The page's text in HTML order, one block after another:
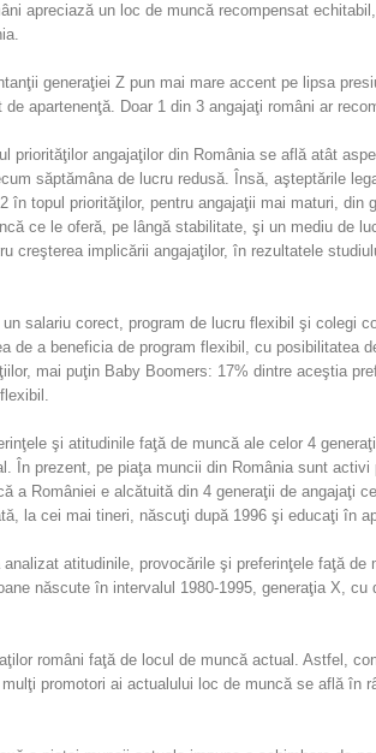
apreciază un loc de muncă recompensat
generaţiei Z pun mai mare accent pe lipsa
apartenenţă. Doar 1 din 3 angajaţi români ar
priorităţilor angajaţilor din România se află atât
săptămâna de lucru redusă. Însă, aşteptările
în topul priorităţilor, pentru angajaţii mai maturi,
ce le oferă, pe lângă stabilitate, şi un mediu de
creşterea implicării angajaţilor, în rezultatele
salariu corect, program de lucru flexibil şi
de a beneficia de program flexibil, cu
mai puţin Baby Boomers: 17% dintre aceştia
şi atitudinile faţă de muncă ale celor 4
În prezent, pe piaţa muncii din România sunt
a României e alcătuită din 4 generaţii de
la cei mai tineri, născuţi după 1996 şi educaţi în
atitudinile, provocările şi preferinţele faţă
născute în intervalul 1980-1995, generaţia X,
români faţă de locul de muncă actual. Astfel,
promotori ai actualului loc de muncă se află